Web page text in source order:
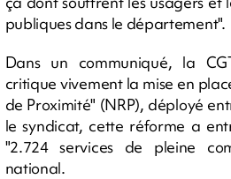
publiques dans le département".
Dans un communiqué, la
critique vivement la mise en
de Proximité" (NRP), déployé
le syndicat, cette réforme a
"2.724 services de pleine
national.